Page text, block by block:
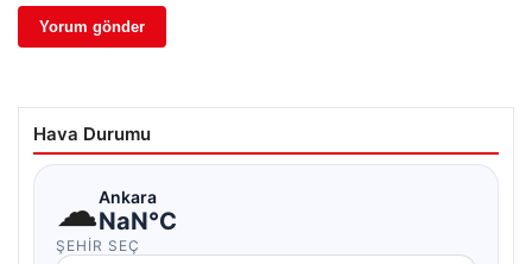
Hava Durumu
☁Ankara
NaN°C
ŞEHIR SEÇ